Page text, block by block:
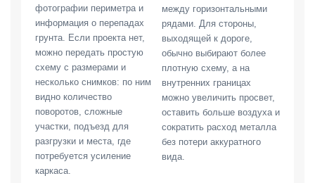
фотографии периметра и
информация о перепадах
грунта. Если проекта нет,
можно передать простую
схему с размерами и
несколько снимков: по ним
видно количество
поворотов, сложные
участки, подъезд для
разгрузки и места, где
потребуется усиление
каркаса.
между горизонтальными
рядами. Для стороны,
выходящей к дороге,
обычно выбирают более
плотную схему, а на
внутренних границах
можно увеличить просвет,
оставить больше воздуха и
сократить расход металла
без потери аккуратного
вида.